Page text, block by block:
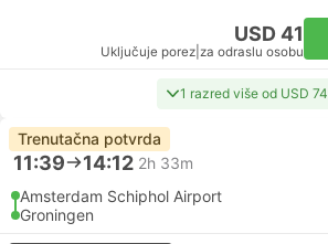
USD 41
Uključuje porez za odraslu osobu
1 razred više od USD 74
Trenutačna potvrda
11:39 14:12 2h 33m
Amsterdam Schiphol Airport
Groningen